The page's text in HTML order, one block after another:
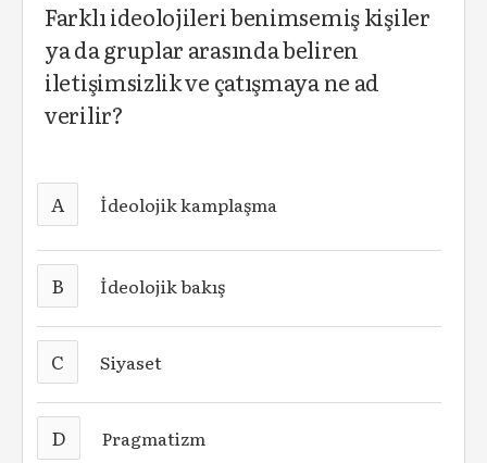
Farklı ideolojileri benimsemiş kişiler
ya da gruplar arasında beliren
iletişimsizlik ve çatışmaya ne ad
verilir?
A İdeolojik kamplaşma
B İdeolojik bakış
C Siyaset
D Pragmatizm